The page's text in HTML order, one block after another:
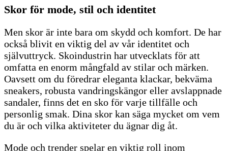
Skor för mode, stil och identitet
Men skor är inte bara om skydd och komfort. De har
också blivit en viktig del av vår identitet och
självuttryck. Skoindustrin har utvecklats för att
omfatta en enorm mångfald av stilar och märken.
Oavsett om du föredrar eleganta klackar, bekväma
sneakers, robusta vandringskängor eller avslappnade
sandaler, finns det en sko för varje tillfälle och
personlig smak. Dina skor kan säga mycket om vem
du är och vilka aktiviteter du ägnar dig åt.
Mode och trender spelar en viktig roll inom